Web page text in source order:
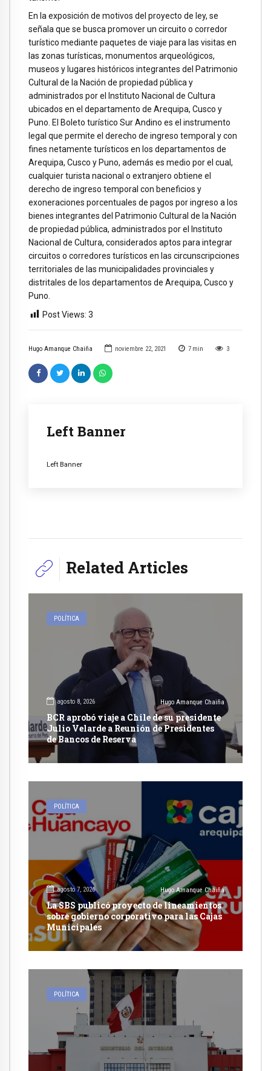
Hugo Amanque Chaiña noviembre 22, 2021 7 min 3
Left Banner
Left Banner
En la exposición de motivos del proyecto de ley, se
señala que se busca promover un circuito o corredor
turístico mediante paquetes de viaje para las visitas en
las zonas turísticas, monumentos arqueológicos,
museos y lugares históricos integrantes del Patrimonio
Cultural de la Nación de propiedad pública y
administrados por el Instituto Nacional de Cultura
ubicados en el departamento de Arequipa, Cusco y
Puno. El Boleto turístico Sur Andino es el instrumento
legal que permite el derecho de ingreso temporal y con
fines netamente turísticos en los departamentos de
Arequipa, Cusco y Puno, además es medio por el cual,
cualquier turista nacional o extranjero obtiene el
derecho de ingreso temporal con beneficios y
exoneraciones porcentuales de pagos por ingreso a los
bienes integrantes del Patrimonio Cultural de la Nación
de propiedad pública, administrados por el Instituto
Nacional de Cultura, considerados aptos para integrar
circuitos o corredores turísticos en las circunscripciones
territoriales de las municipalidades provinciales y
distritales de los departamentos de Arequipa, Cusco y
Puno.
Post Views: 3
Related Articles
POLÍTICA
agosto 8, 2026 Hugo Amanque Chaiña
BCR aprobó viaje a Chile de su presidente
Julio Velarde a Reunión de Presidentes
de Bancos de Reserva
POLÍTICA
agosto 7, 2026 Hugo Amanque Chaiña
La SBS publicó proyecto de lineamientos
sobre gobierno corporativo para las Cajas
Municipales
POLÍTICA